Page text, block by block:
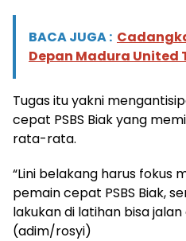
BACA JUGA :
Depan Madura United
Tugas itu yakni
cepat PSBS Biak yang
rata-rata.
“Lini belakang harus fokus
pemain cepat PSBS Biak,
lakukan di latihan bisa
(adim/rosyi)